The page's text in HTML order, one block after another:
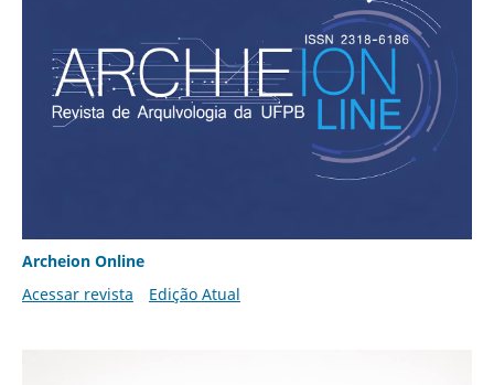
Archeion Online
Acessar revista
Edição Atual